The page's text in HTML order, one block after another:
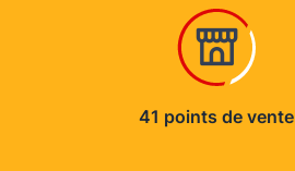
41 points de vente